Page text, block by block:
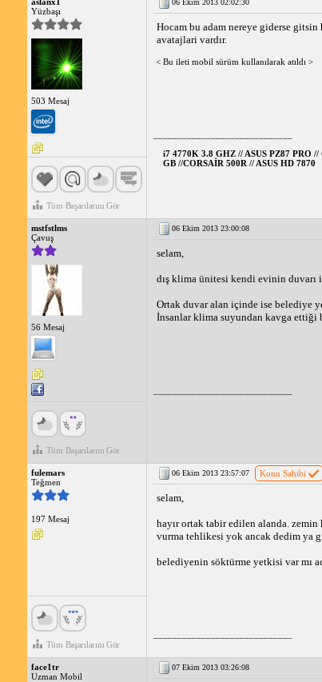
Kirişe Klima Takılması
Kolonun taşıma kapasitesi yetersizse, bunun
ağırlığını daha iyi destekleyebilir. Kirişe klima
Kolona Klima Montajı
Kolona klima montajı, eğitimli bir teknisyen
için aşağıdaki adımları içerir:
Kolona Klima Takmak
Ancak, kolona klima takmanın bazı
Kolonun taşıma kapasitesi sınırlı olabilir
Klima ünitesine erişim zor olabilir
Genel olarak, kolona klima takılıp
önce bir klima teknisyenine danışmanız önerilir.
Yüzbaşı
503 Mesaj
Tüm Başarılarını Gör
06 Ekim 2013 02:02:30
Hocam bu adam nereye giderse
avatajlari vardır.
< Bu ileti mobil sürüm kullanılarak atıldı >
i7 4770K 3.8 GHZ // ASUS PZ87 PRO
GB //CORSAİR 500R // ASUS HD 7870
mstfstlms
Çavuş
56 Mesaj
Tüm Başarılarını Gör
06 Ekim 2013 23:00:08
selam,
dış klima ünitesi kendi evinin
Ortak duvar alan içinde ise belediye
İnsanlar klima suyundan kavga ettiği
fulemars
Teğmen
197 Mesaj
Tüm Başarılarını Gör
06 Ekim 2013 23:57:07 Konu Sahibi
selam,
hayır ortak tabir edilen alanda. zemin
vurma tehlikesi yok ancak dedim ya
belediyenin söktürme yetkisi var mı
face1tr
Uzman Mobil
07 Ekim 2013 03:26:08